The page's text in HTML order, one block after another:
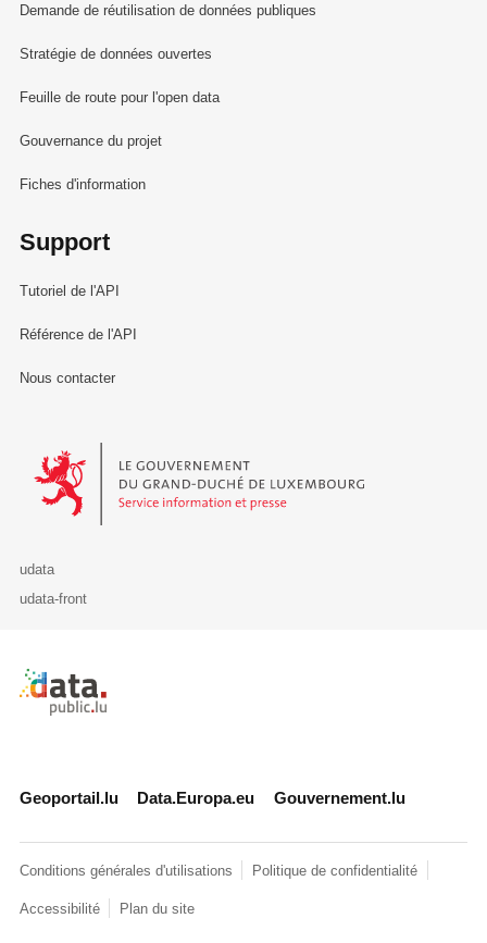
Demande de réutilisation de données publiques
Stratégie de données ouvertes
Feuille de route pour l'open data
Gouvernance du projet
Fiches d'information
Support
Tutoriel de l'API
Référence de l'API
Nous contacter
Le Gouvernement du Grand-Duché de Luxembourg - Service
udata
udata-front
Retour à l'accueil de data.public.lu
Geoportail.lu Data.Europa.eu Gouvernement.lu
Conditions générales d'utilisations Politique de confidentialité
Accessibilité Plan du site